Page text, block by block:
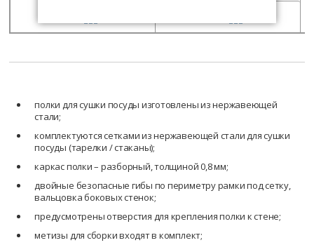
полки для сушки посуды изготовлены из нержавеющей
стали;
комплектуются сетками из нержавеющей стали для сушки
посуды (тарелки / стаканы);
каркас полки – разборный, толщиной 0,8 мм;
двойные безопасные гибы по периметру рамки под сетку,
вальцовка боковых стенок;
предусмотрены отверстия для крепления полки к стене;
метизы для сборки входят в комплект;